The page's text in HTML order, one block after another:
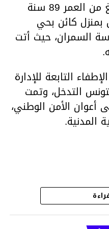
توفي يوم أمس مسن يبلغ من العمر 89 سنة
بمنزل كائن بحي
السمران، حيث أتت
التابعة للإدارة
التدخل، وتمت
أعوان الأمن الوطني،
المدنية.